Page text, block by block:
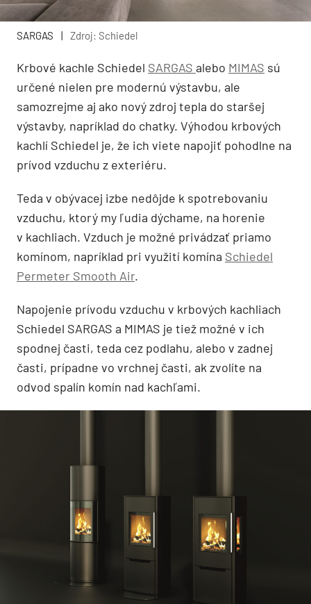
SARGAS | Zdroj: Schiedel
Krbové kachle Schiedel SARGAS alebo MIMAS sú
určené nielen pre modernú výstavbu, ale
samozrejme aj ako nový zdroj tepla do staršej
výstavby, napríklad do chatky. Výhodou krbových
kachlí Schiedel je, že ich viete napojiť pohodlne na
prívod vzduchu z exteriéru.
Teda v obývacej izbe nedôjde k spotrebovaniu
vzduchu, ktorý my ľudia dýchame, na horenie
v kachliach. Vzduch je možné privádzať priamo
komínom, napríklad pri využití komína Schiedel
Permeter Smooth Air.
Napojenie prívodu vzduchu v krbových kachliach
Schiedel SARGAS a MIMAS je tiež možné v ich
spodnej časti, teda cez podlahu, alebo v zadnej
časti, prípadne vo vrchnej časti, ak zvolíte na
odvod spalín komín nad kachľami.